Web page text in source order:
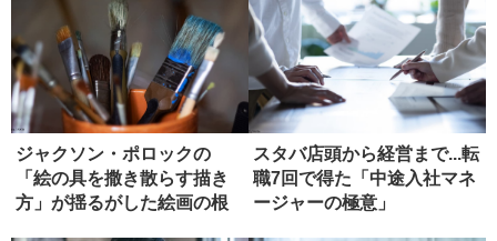
ジャクソン・ポロックの
「絵の具を撒き散らす描き
方」が揺るがした絵画の根
スタバ店頭から経営まで...転
職7回で得た「中途入社マネ
ージャーの極意」